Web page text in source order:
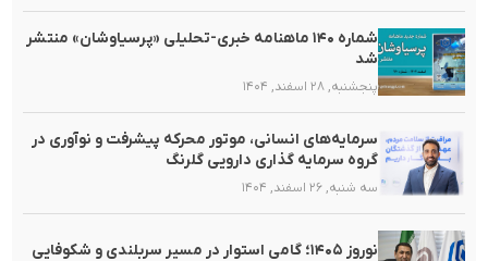
شماره ۱۴۰ ماهنامه خبری-تحلیلی «پرسیاوشان» منتشر
شد
پنجشنبه, ۲۸ اسفند, ۱۴۰۴
سرمایه‌های انسانی، موتور محرکه پیشرفت و نوآوری در
گروه سرمایه گذاری دارویی گلرنگ
سه شنبه, ۲۶ اسفند, ۱۴۰۴
نوروز ۱۴۰۵؛ گامی استوار در مسیر سربلندی و شکوفایی